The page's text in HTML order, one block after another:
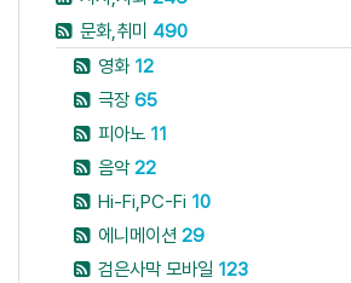
문화,취미 490
영화 12
극장65
피아노 11
음악22
Hi-Fi,PC-Fi 10
에니메이션 29
검은사막 모바일 123